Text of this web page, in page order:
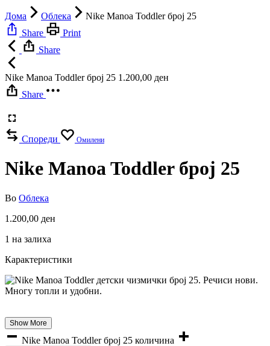
Дома Облека
Nike Manoa Toddler број 25
Share
Print
Share
Nike Manoa Toddler број 25 1.200,00 ден
Share
Спореди Омилени
Nike Manoa Toddler број 25
Во Облека
1.200,00 ден
1 на залиха
Карактеристики
Show More
Nike Manoa Toddler број 25 количина